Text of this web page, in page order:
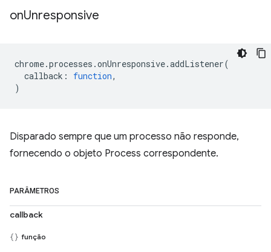
onUnresponsive
chrome.processes .onUnresponsive.addListener(
callback : function,
)
Disparado sempre que um processo não responde,
fornecendo o objeto Process correspondente.
PARÂMETROS
callback
função